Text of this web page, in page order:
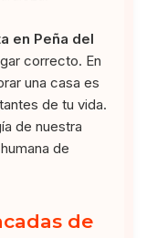
en Peña del
correcto. En
una casa es
de tu vida.
de nuestra
de
de